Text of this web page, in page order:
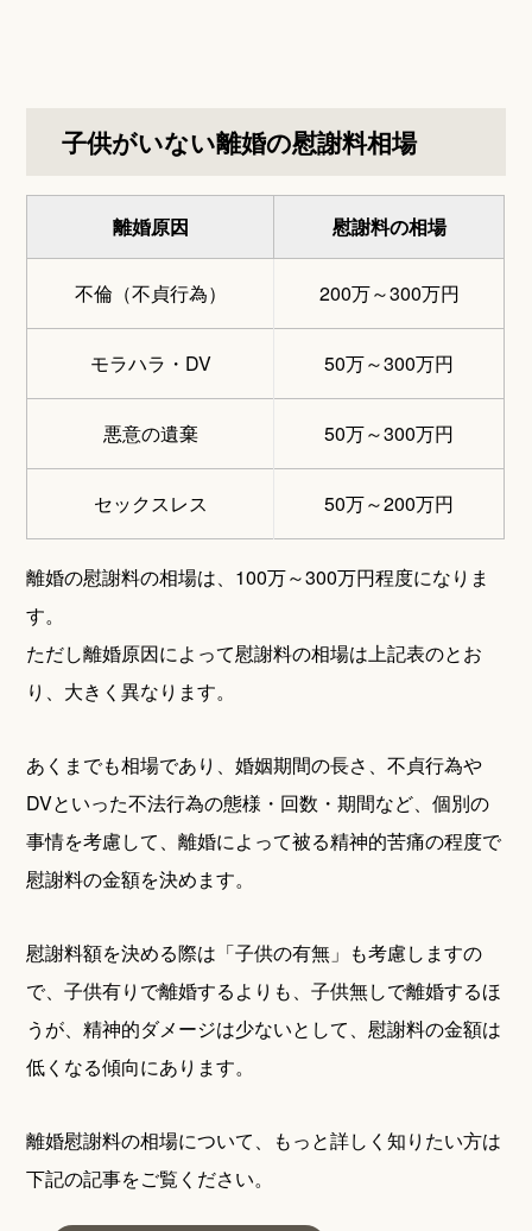
子供がいない離婚の慰謝料相場
離婚原因 慰謝料の相場
不倫（不貞行為） 200万～300万円
モラハラ・DV 50万～300万円
悪意の遺棄 50万～300万円
セックスレス 50万～200万円
離婚の慰謝料の相場は、100万～300万円程度になりま
す。
ただし離婚原因によって慰謝料の相場は上記表のとお
り、大きく異なります。
あくまでも相場であり、婚姻期間の長さ、不貞行為や
DVといった不法行為の態様・回数・期間など、個別の
事情を考慮して、離婚によって被る精神的苦痛の程度で
慰謝料の金額を決めます。
慰謝料額を決める際は「子供の有無」も考慮しますの
で、子供有りで離婚するよりも、子供無しで離婚するほ
うが、精神的ダメージは少ないとして、慰謝料の金額は
低くなる傾向にあります。
離婚慰謝料の相場について、もっと詳しく知りたい方は
下記の記事をご覧ください。